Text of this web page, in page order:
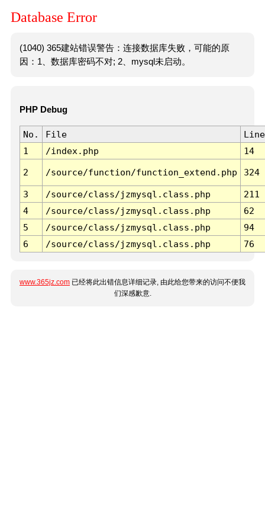
Database Error
(1040) 365建站错误警告：连接数据库失败，可能的原
因：1、数据库密码不对; 2、mysql未启动。
PHP Debug
No. File
Line
1
/index.php 14
2 /source/function/function_extend.php 324
3 /source/class/jzmysql.class.php
211
4
/source/class/jzmysql.class.php
62
5
/source/class/jzmysql.class.php
94
6
/source/class/jzmysql.class.php 76
www.365jz.com 已经将此出错信息详细记录, 由此给您带来的访问不便我
们深感歉意.